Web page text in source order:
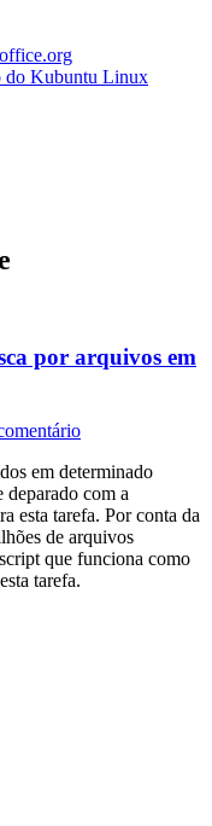
do Kubuntu Linux
por arquivos em
em determinado
com a
esta tarefa. Por conta da
de arquivos
que funciona como
tarefa.